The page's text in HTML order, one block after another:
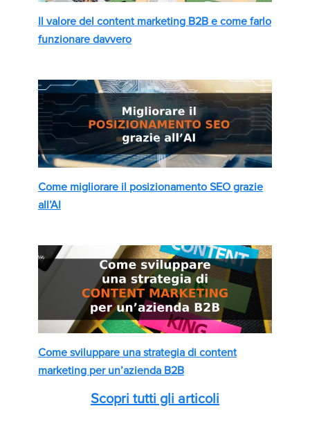
Il valore del content marketing B2B e come farlo
funzionare davvero
Come migliorare il posizionamento SEO grazie
all’AI
Come sviluppare una strategia di content
marketing per un’azienda B2B
Scopri tutti gli articoli